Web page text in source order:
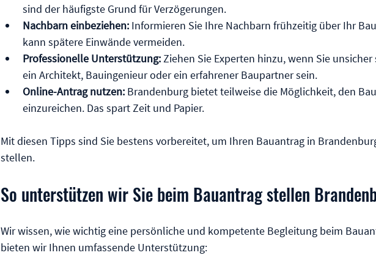
sind der häufigste Grund für Verzögerungen.
Nachbarn einbeziehen: Informieren Sie Ihre Nachbarn frühzeitig über Ihr
kann spätere Einwände vermeiden.
Professionelle Unterstützung: Ziehen Sie Experten hinzu, wenn Sie unsicher
ein Architekt, Bauingenieur oder ein erfahrener Baupartner sein.
Online-Antrag nutzen: Brandenburg bietet teilweise die Möglichkeit, den
einzureichen. Das spart Zeit und Papier.
Mit diesen Tipps sind Sie bestens vorbereitet, um Ihren Bauantrag in
stellen.
So unterstützen wir Sie beim Bauantrag stellen
Wir wissen, wie wichtig eine persönliche und kompetente Begleitung beim
bieten wir Ihnen umfassende Unterstützung: